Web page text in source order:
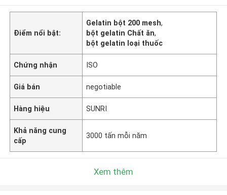
Điểm nổi bật:
Gelatin bột 200 mesh,
bột gelatin Chất ăn,
bột gelatin loại thuốc
Chứng nhận ISO
Giá bán negotiable
Hàng hiệu SUNRI
Khả năng cung
cấp
3000 tấn mỗi năm
Xem thêm